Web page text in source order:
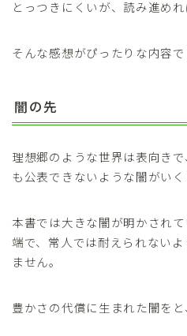
とっつきにくいが、読み進めれ
そんな感想がぴったりな内容で
闇の先
理想郷のような世界は表向き
も公表できないような闇がいく
本書では大きな闇が明かされ
端で、常人では耐えられない
ません。
豊かさの代償に生まれた闇をと